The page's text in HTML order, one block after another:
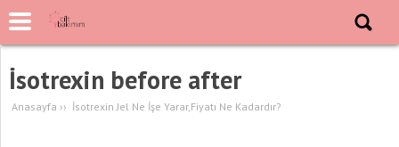
İsotrexin before after
Anasayfa ›› İsotrexin Jel Ne İşe Yarar,Fiyatı Ne Kadardır?